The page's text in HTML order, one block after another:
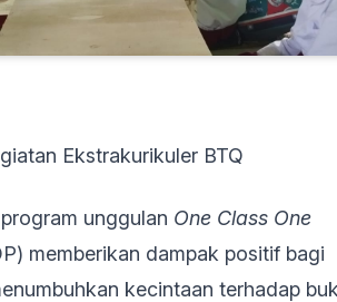
Ekstrakurikuler BTQ
unggulan One Class One
memberikan dampak positif bagi
kecintaan terhadap